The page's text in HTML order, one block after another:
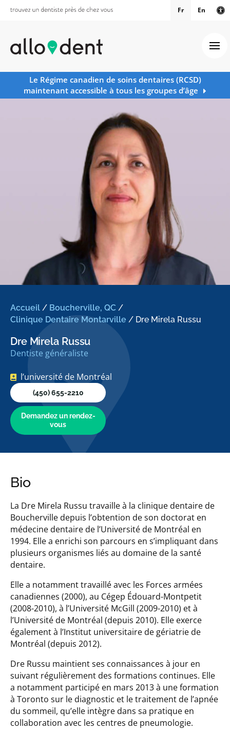
Fr En
Le Régime canadien de soins dentaires (RCSD)
maintenant accessible à tous les groupes d’âge
Accueil / Boucherville, QC /
Clinique Dentaire Montarville / Dre Mirela Russu
Dre Mirela Russu
Dentiste généraliste
l’université de Montréal
(450) 655-2210
Demandez un rendez-
vous
Bio
La Dre Mirela Russu travaille à la clinique dentaire de
Boucherville depuis l’obtention de son doctorat en
médecine dentaire de l’Université de Montréal en
1994. Elle a enrichi son parcours en s’impliquant dans
plusieurs organismes liés au domaine de la santé
dentaire.
Elle a notamment travaillé avec les Forces armées
canadiennes (2000), au Cégep Édouard-Montpetit
(2008-2010), à l’Université McGill (2009-2010) et à
l’Université de Montréal (depuis 2010). Elle exerce
également à l’Institut universitaire de gériatrie de
Montréal (depuis 2012).
Dre Russu maintient ses connaissances à jour en
suivant régulièrement des formations continues. Elle
a notamment participé en mars 2013 à une formation
à Toronto sur le diagnostic et le traitement de l’apnée
du sommeil, qu’elle intègre dans sa pratique en
collaboration avec les centres de pneumologie.